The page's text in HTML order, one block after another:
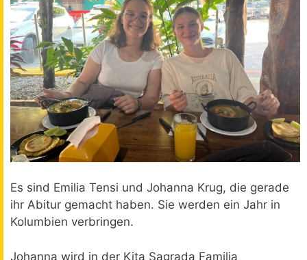
Es sind Emilia Tensi und Johanna Krug, die gerade
ihr Abitur gemacht haben. Sie werden ein Jahr in
Kolumbien verbringen.
Johanna wird in der Kita Sagrada Familia